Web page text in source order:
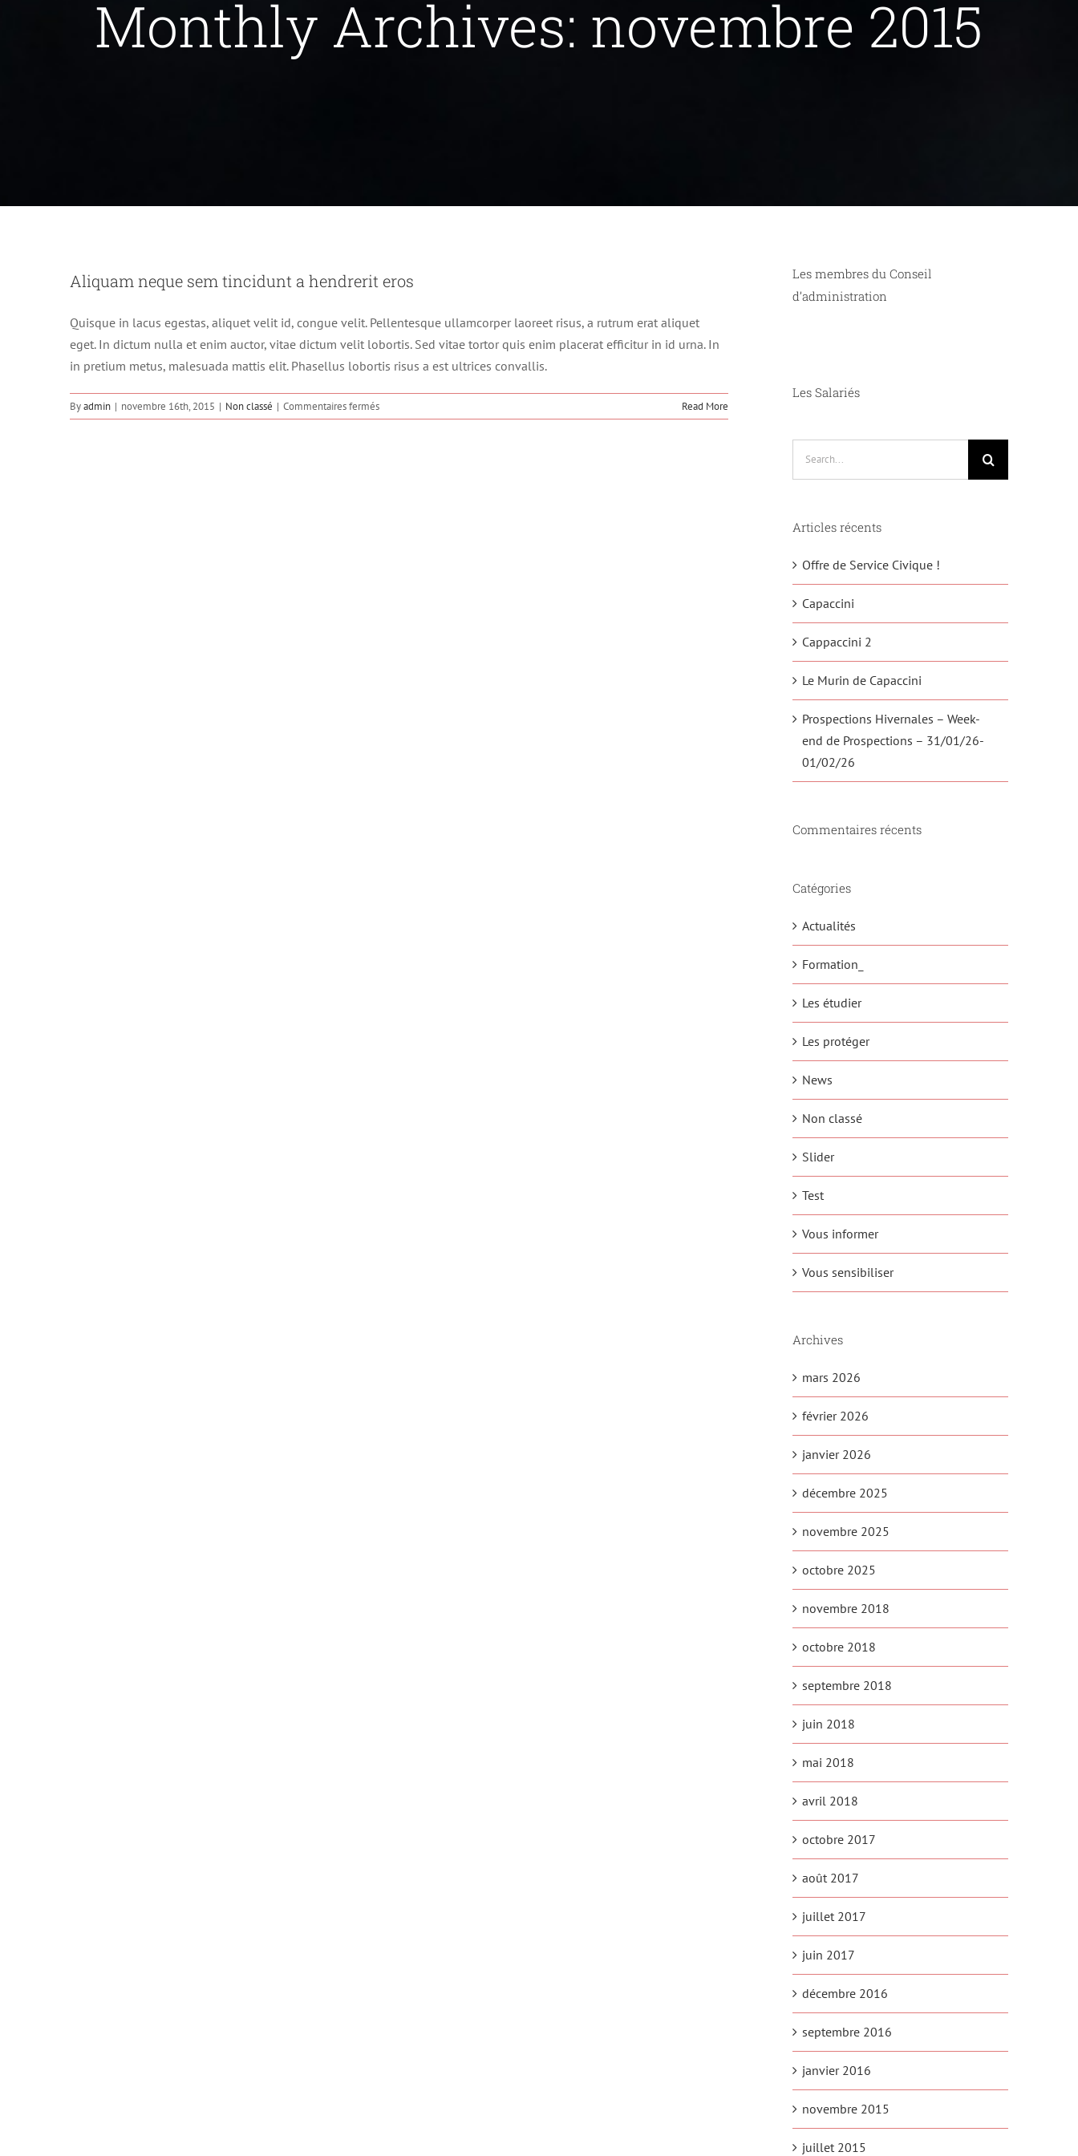
Monthly Archives: novembre 2015
Aliquam neque sem tincidunt a hendrerit eros
Quisque in lacus egestas, aliquet velit id, congue velit. Pellentesque ullamcorper laoreet risus, a rutrum erat aliquet
eget. In dictum nulla et enim auctor, vitae dictum velit lobortis. Sed vitae tortor quis enim placerat efficitur in id urna. In
in pretium metus, malesuada mattis elit. Phasellus lobortis risus a est ultrices convallis.
Byadmin | novembre 16th, 2015 | Non classé | Commentaires ferméssur
Aliquam
Read More
Les membres du Conseil
d’administration
Les Salariés
Articles récents
Offre de Service Civique !
Capaccini
Cappaccini 2
Le Murin de Capaccini
Prospections Hivernales – Week-
end de Prospections – 31/01/26-
01/02/26
Commentaires récents
Catégories
Actualités
Formation_
Les étudier
Les protéger
News
Non classé
Slider
Test
Vous informer
Vous sensibiliser
Archives
mars 2026
février 2026
janvier 2026
décembre 2025
novembre 2025
octobre 2025
novembre 2018
octobre 2018
septembre 2018
juin 2018
mai 2018
avril 2018
octobre 2017
août 2017
juillet 2017
juin 2017
décembre 2016
septembre 2016
janvier 2016
novembre 2015
juillet 2015